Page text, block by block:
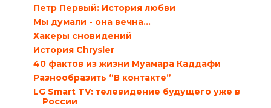
Петр Первый: История любви
Мы думали - она вечна...
Хакеры сновидений
История Chrysler
40 фактов из жизни Муамара Каддафи
Разнообразить “В контакте”
LG Smart TV: телевидение будущего уже в
России